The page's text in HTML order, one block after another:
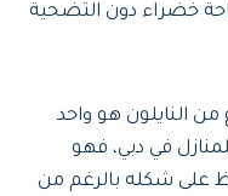
خضراء دون التضحية
النايلون هو واحد
في دبي، فهو
على شكله بالرغم من